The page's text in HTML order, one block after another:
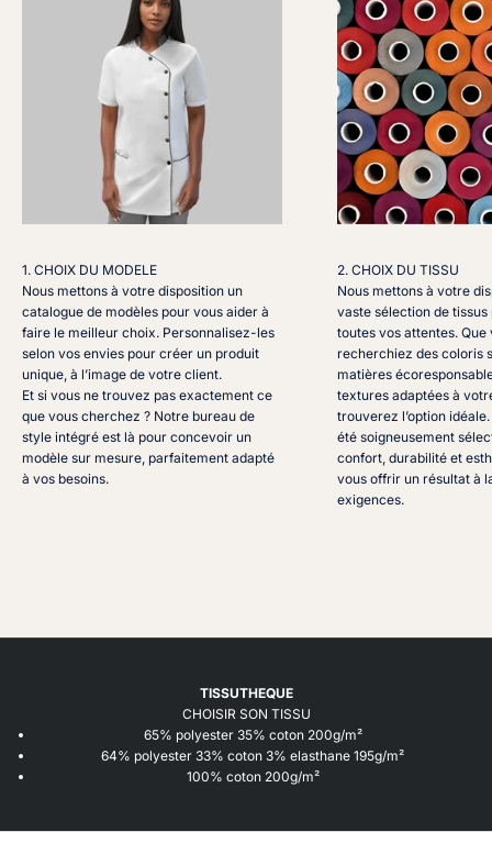
1. CHOIX DU MODELE
Nous mettons à votre disposition un
catalogue de modèles pour vous aider à
faire le meilleur choix. Personnalisez-les
selon vos envies pour créer un produit
unique, à l’image de votre client.
Et si vous ne trouvez pas exactement ce
que vous cherchez ? Notre bureau de
style intégré est là pour concevoir un
modèle sur mesure, parfaitement adapté
à vos besoins.
2. CHOIX DU TISSU
Nous mettons à votre
vaste sélection de
toutes vos attentes. Que
recherchiez des coloris
matières
textures adaptées à
trouverez l’option
été soigneusement
confort, durabilité et
vous offrir un résultat à
exigences.
TISSUTHEQUE
CHOISIR SON TISSU
65% polyester 35% coton 200g/m²
64% polyester 33% coton 3% elasthane 195g/m²
100% coton 200g/m²